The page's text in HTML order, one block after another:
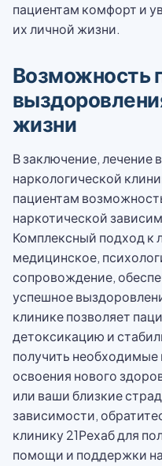
пациентам комфорт и
их личной жизни.
Возможность
жизни
В заключение, лечение
наркологической
пациентам
наркотической
Комплексный подход
медицинское,
сопровождение,
успешное
клинике позволяет
детоксикацию и
получить
освоения нового
или ваши близкие
зависимости,
клинику 21Рехаб для
помощи и поддержки